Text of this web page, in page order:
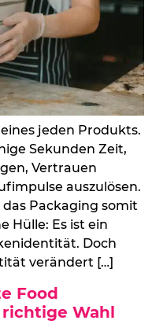
jeden Produkts.
Sekunden Zeit,
Vertrauen
auszulösen.
Packaging somit
Hülle: Es ist ein
Doch
verändert […]
Food
Wahl